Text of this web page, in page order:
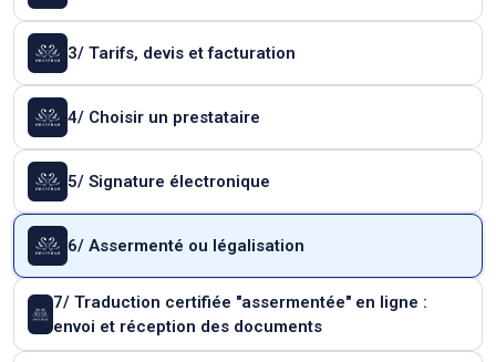
3/ Tarifs, devis et facturation
4/ Choisir un prestataire
5/ Signature électronique
6/ Assermenté ou légalisation
7/ Traduction certifiée "assermentée" en ligne :
envoi et réception des documents